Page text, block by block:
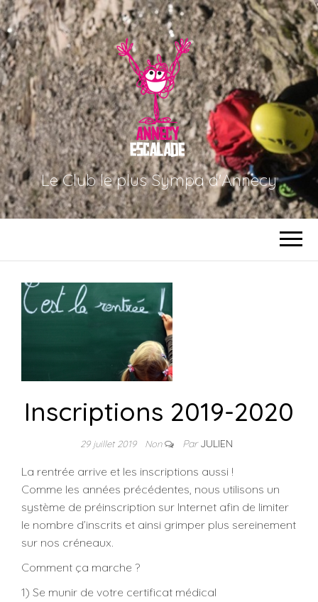
Le Club le plus Sympa d'Annecy
Inscriptions 2019-2020
29 juillet 2019 Non ParJULIEN
La rentrée arrive et les inscriptions aussi !
Comme les années précédentes, nous utilisons un
système de préinscription sur Internet afin de limiter
le nombre d’inscrits et ainsi grimper plus sereinement
sur nos créneaux.
Comment ça marche ?
1) Se munir de votre certificat médical